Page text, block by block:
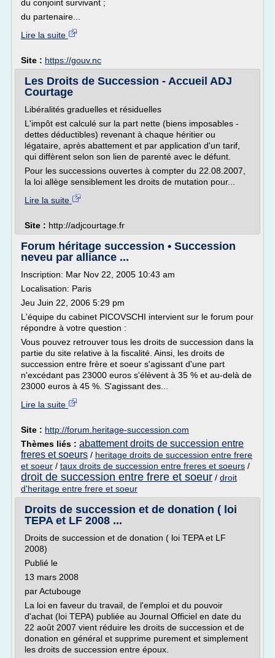
du conjoint survivant ;
du partenaire...
Lire la suite
Site : https://gouv.nc
Les Droits de Succession - Accueil ADJ
Courtage
Libéralités graduelles et résiduelles
L'impôt est calculé sur la part nette (biens imposables -
dettes déductibles) revenant à chaque héritier ou
légataire, après abattement et par application d'un tarif,
qui diffèrent selon son lien de parenté avec le défunt.
Pour les successions ouvertes à compter du 22.08.2007,
la loi allège sensiblement les droits de mutation pour...
Lire la suite
Site : http://adjcourtage.fr
Forum héritage succession • Succession
neveu par alliance ...
Inscription: Mar Nov 22, 2005 10:43 am
Localisation: Paris
Jeu Juin 22, 2006 5:29 pm
L'équipe du cabinet PICOVSCHI intervient sur le forum pour
répondre à votre question :
Vous pouvez retrouver tous les droits de succession dans la
partie du site relative à la fiscalité. Ainsi, les droits de
succession entre frère et soeur s'agissant d'une part
n'excédant pas 23000 euros s'élèvent à 35 % et au-delà de
23000 euros à 45 %. S'agissant des...
Lire la suite
Site : http://forum.heritage-succession.com
Thèmes liés : abattement droits de succession entre
freres et soeurs / heritage droits de succession entre frere
et soeur / taux droits de succession entre freres et soeurs /
droit de succession entre frere et soeur / droit
d'heritage entre frere et soeur
Droits de succession et de donation ( loi
TEPA et LF 2008 ...
Droits de succession et de donation ( loi TEPA et LF
2008)
Publié le
13 mars 2008
par Actubouge
La loi en faveur du travail, de l'emploi et du pouvoir
d'achat (loi TEPA) publiée au Journal Officiel en date du
22 août 2007 vient réduire les droits de succession et de
donation en général et supprime purement et simplement
les droits de succession entre époux.